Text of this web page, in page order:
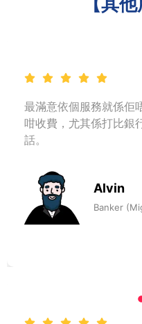
【其
最滿意依個服務就係佢
咁收費，尤其係打比銀
話。
Alvin
Banker